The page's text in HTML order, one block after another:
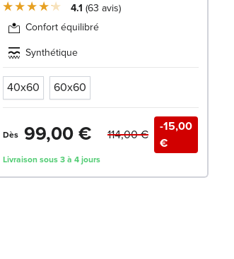
4.1 63avis
Confort équilibré
Synthétique
40x60 60x60
Dès 99,00 €
-15,00
€
114,00 €
Livraison sous 3 à 4 jours